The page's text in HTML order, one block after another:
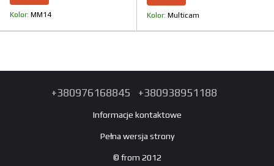
Kolor ММ14 Kolor Multicam
+380976168845 +380938951188
Informacje kontaktowe
Pełna wersja strony
© from 2012